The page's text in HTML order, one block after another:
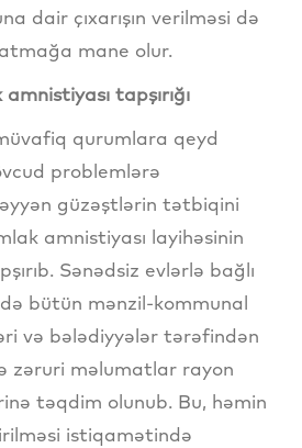
dair çıxarışın verilməsi də
mane olur.
tapşırığı
qurumlara qeyd
problemlərə
güzəştlərin tətbiqini
amnistiyası layihəsinin
Sənədsiz evlərlə bağlı
bütün mənzil-kommunal
və bələdiyyələr tərəfindən
zəruri məlumatlar rayon
təqdim olunub. Bu, həmin
istiqamətində